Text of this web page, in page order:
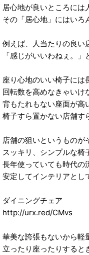
居心地が良いところには
その「居心地」にはいろ
例えば、人当たりの良い
「感じがいいわねぇ。
座り心地のいい椅子には
回転数を高めなきゃいけ
背もたれもない座面が高
椅子すら置かない店舗す
店舗の狙いというものが
スッキリ、シンプルな椅
長年使っていても時代の
安定してインテリアとし
ダイニングチェア
http://urx.red/CMvs
華美な誇張もないから軽
立ったり座ったりすると